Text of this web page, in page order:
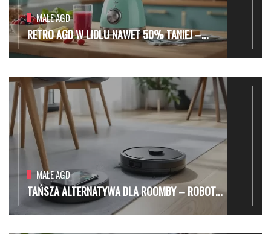
MAŁE AGD
RETRO AGD W LIDLU NAWET 50% TANIEJ –...
MAŁE AGD
TAŃSZA ALTERNATYWA DLA ROOMBY – ROBOT...